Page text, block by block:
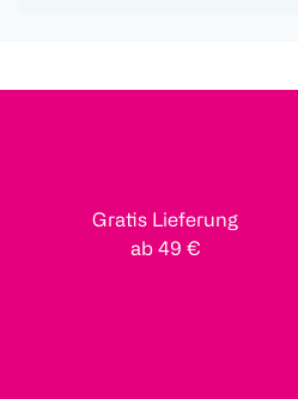
Gratis Lieferung
ab 49 €